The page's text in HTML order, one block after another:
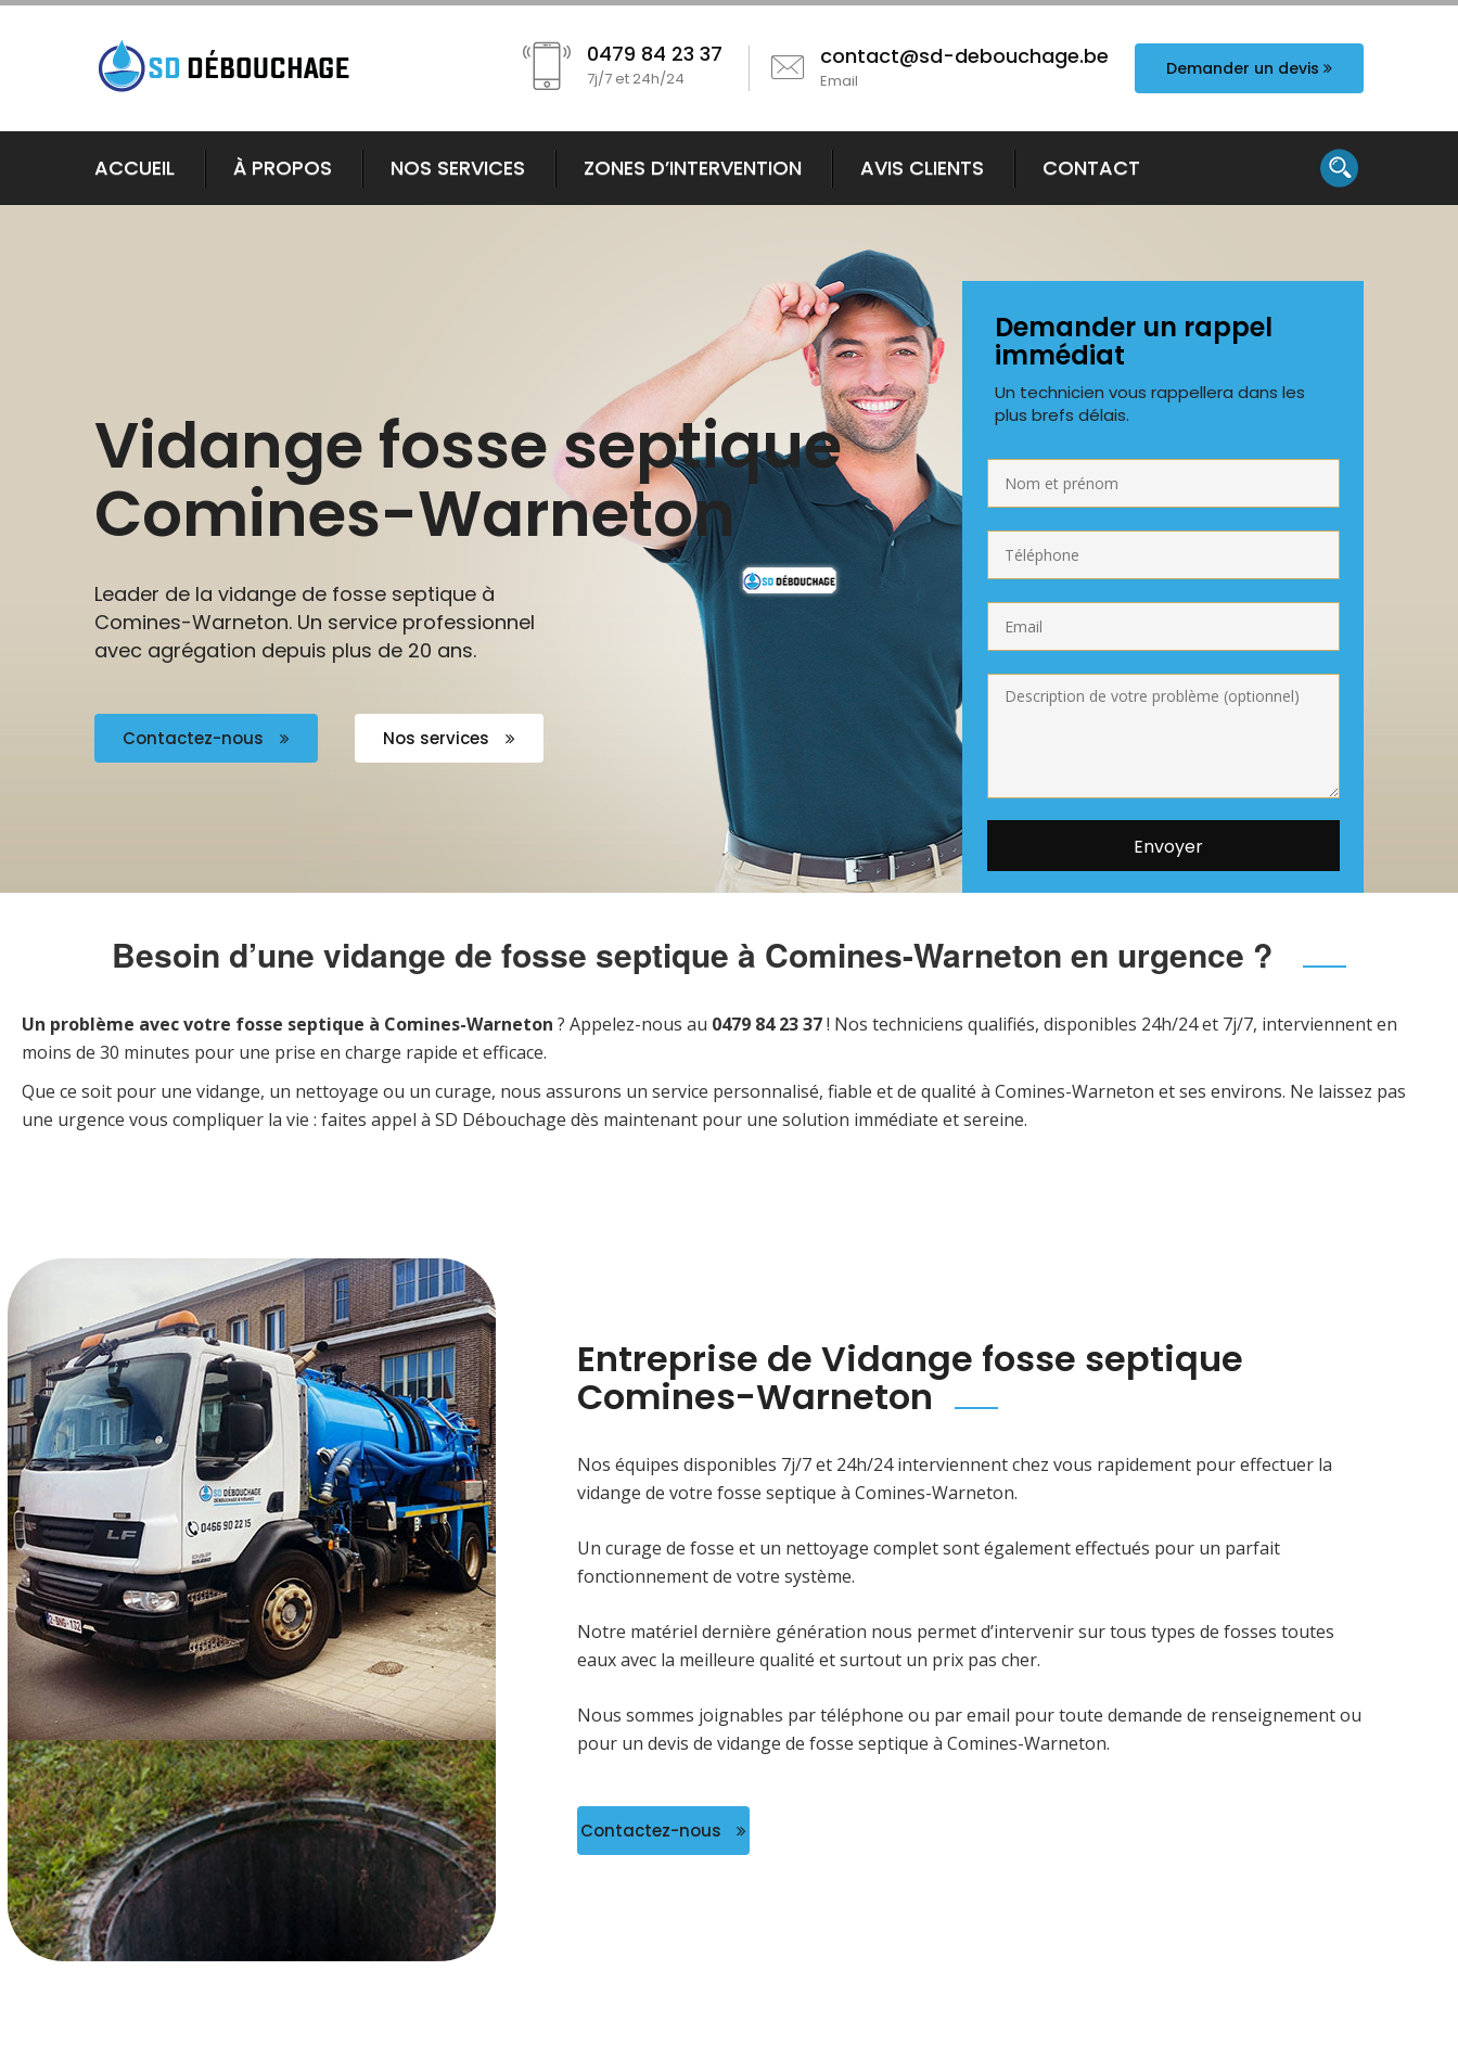
0479 84 23 37
7j/7 et 24h/24
contact@sd-debouchage.be
Email
Demander un devis
ACCUEIL À PROPOS NOS SERVICES ZONES D’INTERVENTION AVIS CLIENTS CONTACT
Vidange fosse septique
Comines-Warneton
Leader de la vidange de fosse septique à
Comines-Warneton. Un service professionnel
avec agrégation depuis plus de 20 ans.
Contactez-nous Nos services
Demander un rappel
immédiat
Un technicien vous rappellera dans les
plus brefs délais.
Besoin d’une vidange de fosse septique à Comines-Warneton en urgence ?
Un problème avec votre fosse septique à Comines-Warneton ? Appelez-nous au 0479 84 23 37! Nos techniciens qualifiés, disponibles 24h/24 et 7j/7, interviennent en
moins de 30 minutes pour une prise en charge rapide et efficace.
Que ce soit pour une vidange, un nettoyage ou un curage, nous assurons un service personnalisé, fiable et de qualité à Comines-Warneton et ses environs. Ne laissez pas
une urgence vous compliquer la vie : faites appel à SD Débouchage dès maintenant pour une solution immédiate et sereine.
Entreprise de Vidange fosse septique
Comines-Warneton
Nos équipes disponibles 7j/7 et 24h/24 interviennent chez vous rapidement pour effectuer la
vidange de votre fosse septique à Comines-Warneton.
Un curage de fosse et un nettoyage complet sont également effectués pour un parfait
fonctionnement de votre système.
Notre matériel dernière génération nous permet d’intervenir sur tous types de fosses toutes
eaux avec la meilleure qualité et surtout un prix pas cher.
Nous sommes joignables par téléphone ou par email pour toute demande de renseignement ou
pour un devis de vidange de fosse septique à Comines-Warneton.
Contactez-nous